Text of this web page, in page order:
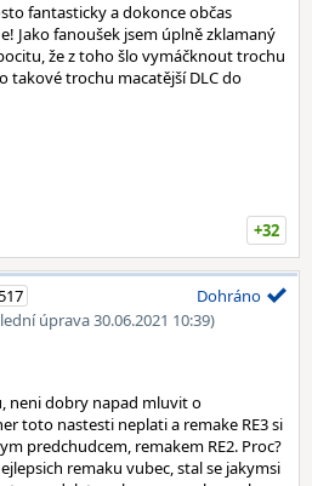
fantasticky a dokonce občas
Jako fanoušek jsem úplně zklamaný
že z toho šlo vymáčknout trochu
takové trochu macatější DLC do
+32
úprava 30.06.2021 10:39)
Dohráno
neni dobry napad mluvit o
toto nastesti neplati a remake RE3 si
predchudcem, remakem RE2. Proc?
remaku vubec, stal se jakymsi